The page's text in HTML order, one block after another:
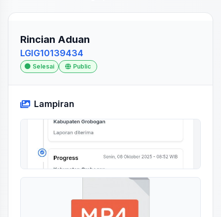
Rincian Aduan
LGIG10139434
Selesai Public
Lampiran